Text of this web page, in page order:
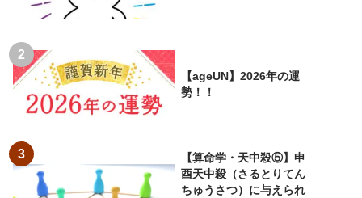
【ageUN】2026年の運
勢！！
【算命学・天中殺⑤】申
酉天中殺（さるとりてん
ちゅうさつ）に与えられ